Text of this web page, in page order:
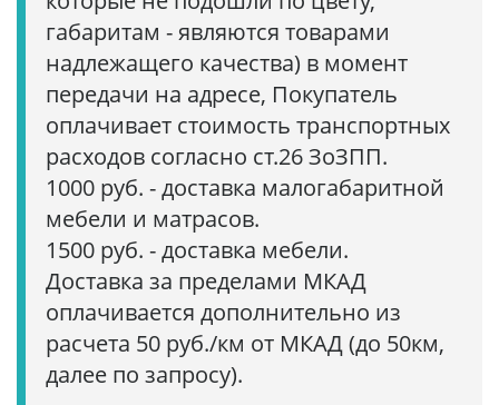
габаритам - являются товарами
надлежащего качества) в момент
передачи на адресе, Покупатель
оплачивает стоимость транспортных
расходов согласно ст.26 ЗоЗПП.
1000 руб. - доставка малогабаритной
мебели и матрасов.
1500 руб. - доставка мебели.
Доставка за пределами МКАД
оплачивается дополнительно из
расчета 50 руб./км от МКАД (до 50км,
далее по запросу).